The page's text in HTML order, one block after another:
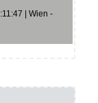
| Wien -